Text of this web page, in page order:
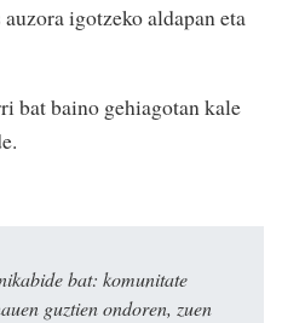
igotzeko aldapan eta
bat baino gehiagotan kale
bat: komunitate
guztien ondoren, zuen